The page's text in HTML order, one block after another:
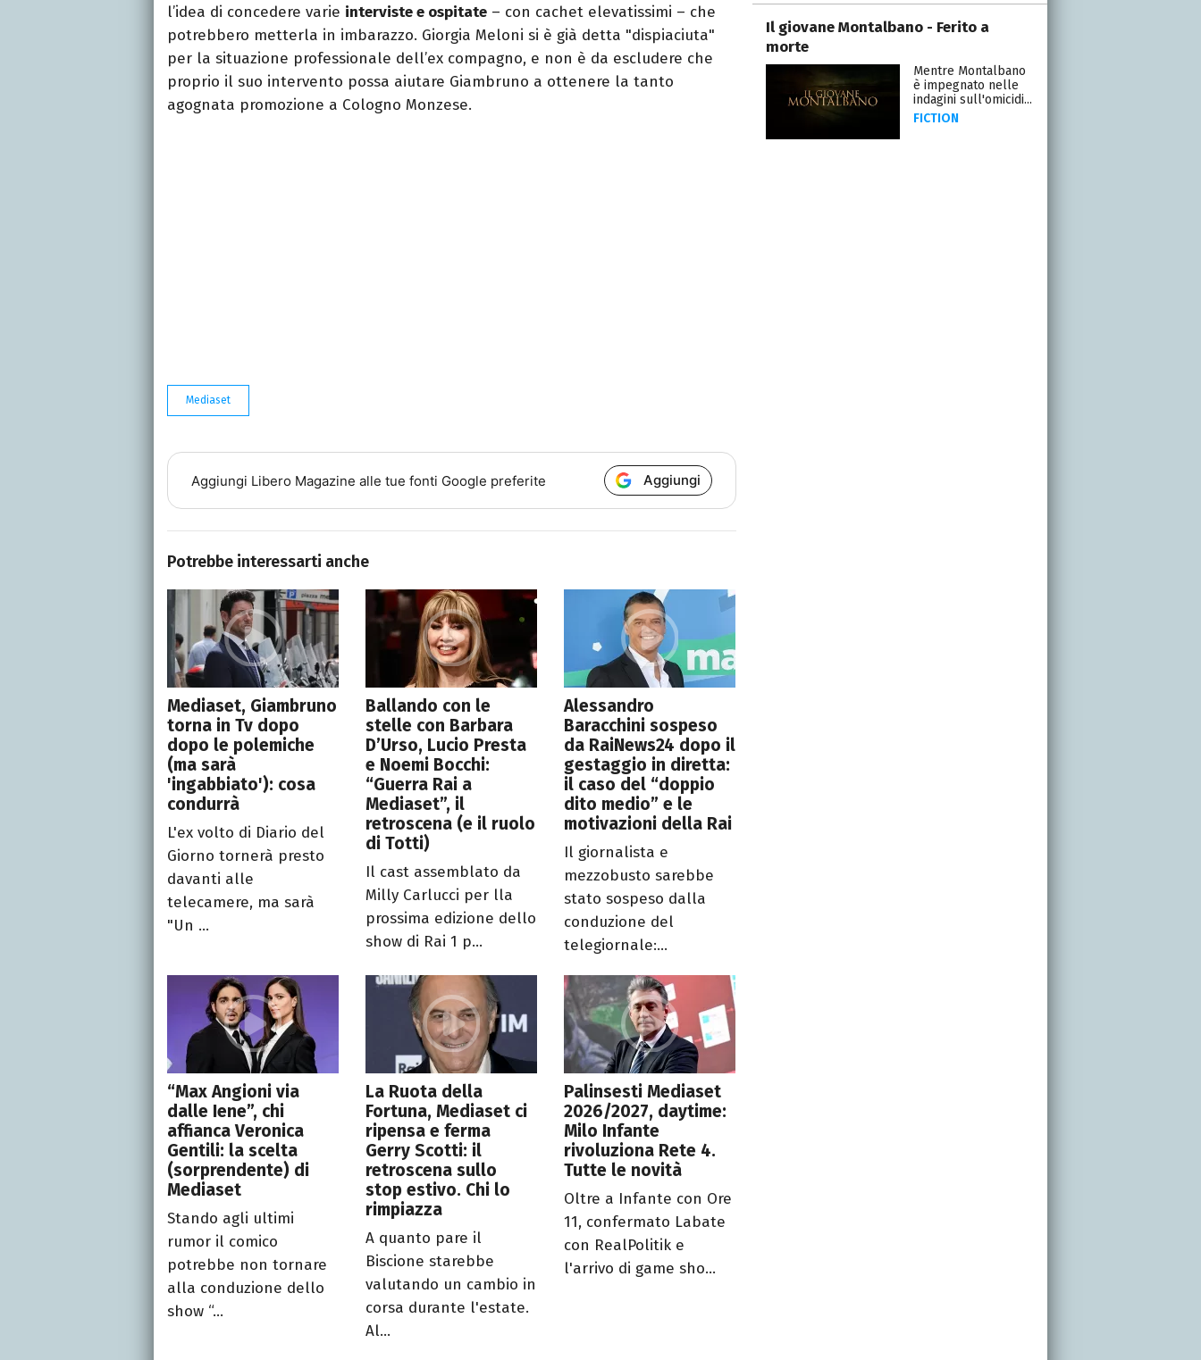
l’idea di concedere varie interviste e ospitate – con cachet elevatissimi – che
potrebbero metterla in imbarazzo. Giorgia Meloni si è già detta "dispiaciuta"
per la situazione professionale dell’ex compagno, e non è da escludere che
proprio il suo intervento possa aiutare Giambruno a ottenere la tanto
agognata promozione a Cologno Monzese.
Mediaset
Aggiungi Libero Magazine alle tue fonti Google preferite Aggiungi
Potrebbe interessarti anche
Mediaset, Giambruno
torna in Tv dopo
dopo le polemiche
(ma sarà
'ingabbiato'): cosa
condurrà
L'ex volto di Diario del
Giorno tornerà presto
davanti alle
telecamere, ma sarà
"Un ...
Ballando con le
stelle con Barbara
D’Urso, Lucio Presta
e Noemi Bocchi:
“Guerra Rai a
Mediaset”, il
retroscena (e il ruolo
di Totti)
Il cast assemblato da
Milly Carlucci per lla
prossima edizione dello
show di Rai 1 p...
Alessandro
Baracchini sospeso
da RaiNews24 dopo il
gestaggio in diretta:
il caso del “doppio
dito medio” e le
motivazioni della Rai
Il giornalista e
mezzobusto sarebbe
stato sospeso dalla
conduzione del
telegiornale:...
“Max Angioni via
dalle Iene”, chi
affianca Veronica
Gentili: la scelta
(sorprendente) di
Mediaset
Stando agli ultimi
rumor il comico
potrebbe non tornare
alla conduzione dello
show “...
La Ruota della
Fortuna, Mediaset ci
ripensa e ferma
Gerry Scotti: il
retroscena sullo
stop estivo. Chi lo
rimpiazza
A quanto pare il
Biscione starebbe
valutando un cambio in
corsa durante l'estate.
Al...
Palinsesti Mediaset
2026/2027, daytime:
Milo Infante
rivoluziona Rete 4.
Tutte le novità
Oltre a Infante con Ore
11, confermato Labate
con RealPolitik e
l'arrivo di game sho...
Il giovane Montalbano - Ferito a
morte
Mentre Montalbano
è impegnato nelle
indagini sull'omicidi...
FICTION